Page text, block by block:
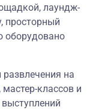
лаундж-
просторный
оборудовано
развлечения на
классов и